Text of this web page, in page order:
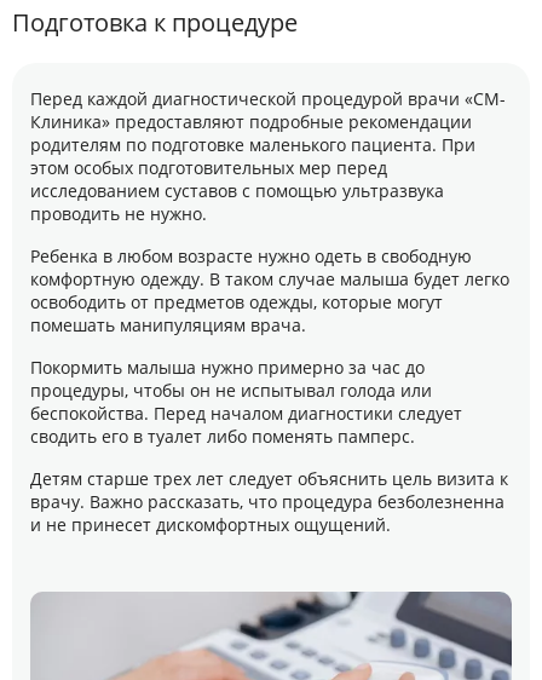
Подготовка к процедуре
Перед каждой диагностической процедурой врачи «СМ-
Клиника» предоставляют подробные рекомендации
родителям по подготовке маленького пациента. При
этом особых подготовительных мер перед
исследованием суставов с помощью ультразвука
проводить не нужно.
Ребенка в любом возрасте нужно одеть в свободную
комфортную одежду. В таком случае малыша будет легко
освободить от предметов одежды, которые могут
помешать манипуляциям врача.
Покормить малыша нужно примерно за час до
процедуры, чтобы он не испытывал голода или
беспокойства. Перед началом диагностики следует
сводить его в туалет либо поменять памперс.
Детям старше трех лет следует объяснить цель визита к
врачу. Важно рассказать, что процедура безболезненна
и не принесет дискомфортных ощущений.